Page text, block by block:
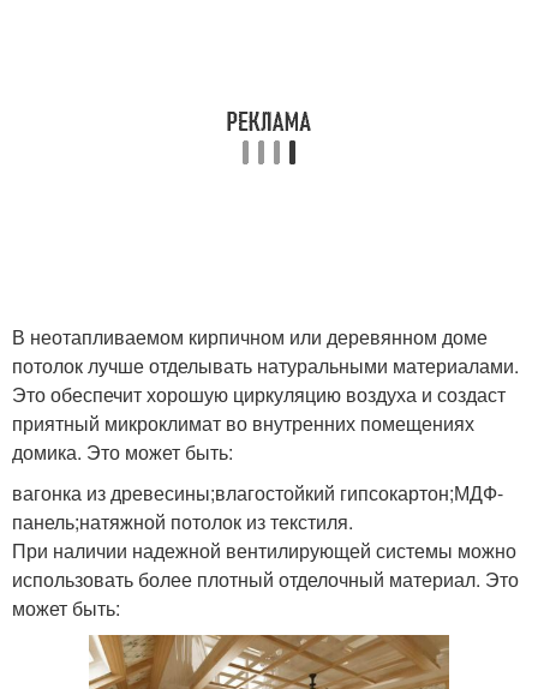
В неотапливаемом кирпичном или деревянном доме
потолок лучше отделывать натуральными материалами.
Это обеспечит хорошую циркуляцию воздуха и создаст
приятный микроклимат во внутренних помещениях
домика. Это может быть:
вагонка из древесины;влагостойкий гипсокартон;МДФ-
панель;натяжной потолок из текстиля.
При наличии надежной вентилирующей системы можно
использовать более плотный отделочный материал. Это
может быть: